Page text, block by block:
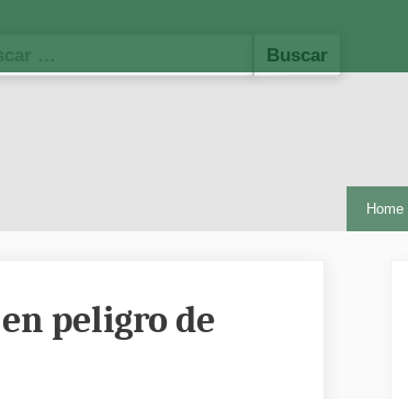
Home
peligro de